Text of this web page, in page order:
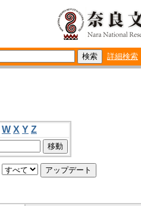
詳細検索
W X Y Z